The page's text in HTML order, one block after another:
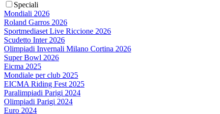
Speciali
Mondiali 2026
Roland Garros 2026
Sportmediaset Live Riccione 2026
Scudetto Inter 2026
Olimpiadi Invernali Milano Cortina 2026
Super Bowl 2026
Eicma 2025
Mondiale per club 2025
EICMA Riding Fest 2025
Paralimpiadi Parigi 2024
Olimpiadi Parigi 2024
Euro 2024